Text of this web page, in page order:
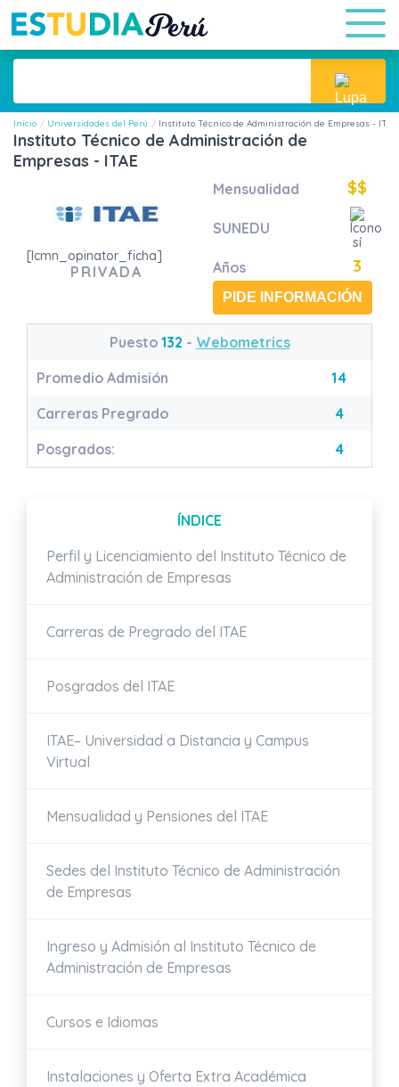
Inicio Universidades del Perú Instituto Técnico de Administración de Empresas - ITAE
Instituto Técnico de Administración de
Empresas - ITAE
[lcmn_opinator_ficha]
PRIVADA
Mensualidad $$
SUNEDU
Años 3
PIDE INFORMACIÓN
Puesto 132 - Webometrics
Promedio Admisión
14
Carreras Pregrado
4
Posgrados:
4
ÍNDICE
Perfil y Licenciamiento del Instituto Técnico de
Administración de Empresas
Carreras de Pregrado del ITAE
Posgrados del ITAE
ITAE– Universidad a Distancia y Campus
Virtual
Mensualidad y Pensiones del ITAE
Sedes del Instituto Técnico de Administración
de Empresas
Ingreso y Admisión al Instituto Técnico de
Administración de Empresas
Cursos e Idiomas
Instalaciones y Oferta Extra Académica